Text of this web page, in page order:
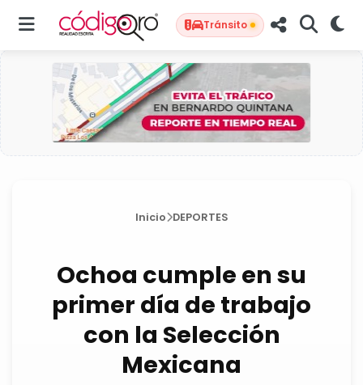
Tránsito
Inicio DEPORTES
Ochoa cumple en su
primer día de trabajo
con la Selección
Mexicana